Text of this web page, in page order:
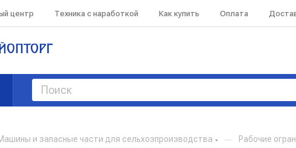
центр Техника с наработкой Как купить Оплата
и запасные части для сельхозпроизводства — Рабочие